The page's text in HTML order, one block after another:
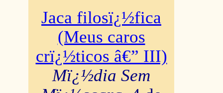
Jaca filosï¿½fica
(Meus caros
crï¿½ticos â€” III)
Mï¿½dia Sem